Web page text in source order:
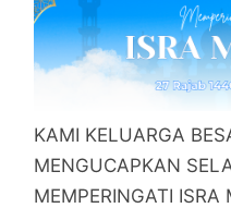
KAMI KELUARGA
MENGUCAPKAN
MEMPERINGATI ISRA